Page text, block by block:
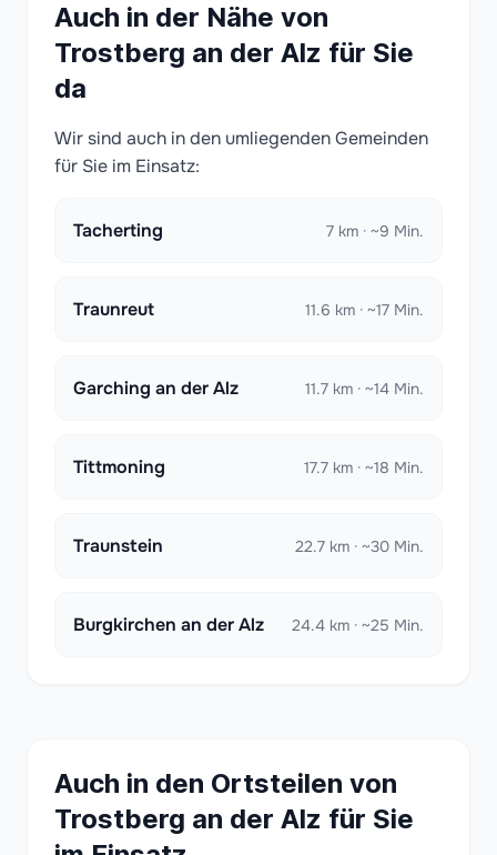
Auch in der Nähe von
Trostberg an der Alz für Sie
da
Wir sind auch in den umliegenden Gemeinden
für Sie im Einsatz:
Tacherting 7 km · ~9 Min.
Traunreut 11.6 km · ~17 Min.
Garching an der Alz 11.7 km · ~14 Min.
Tittmoning 17.7 km · ~18 Min.
Traunstein 22.7 km · ~30 Min.
Burgkirchen an der Alz 24.4 km · ~25 Min.
Auch in den Ortsteilen von
Trostberg an der Alz für Sie